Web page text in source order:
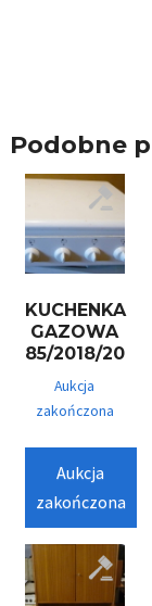
Podobne
KUCHENKA
GAZOWA
85/2018/20
Aukcja
zakończona
Aukcja
zakończona